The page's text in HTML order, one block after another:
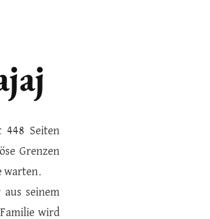
448 Seiten
Grenzen
warten.
aus seinem
wird